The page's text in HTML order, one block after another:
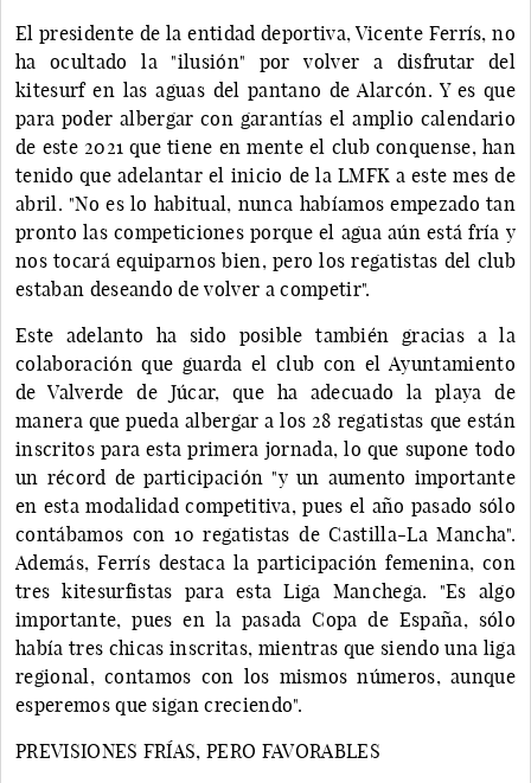
El presidente de la entidad deportiva, Vicente Ferrís, no
ha ocultado la "ilusión" por volver a disfrutar del
kitesurf en las aguas del pantano de Alarcón. Y es que
para poder albergar con garantías el amplio calendario
de este 2021 que tiene en mente el club conquense, han
tenido que adelantar el inicio de la LMFK a este mes de
abril. "No es lo habitual, nunca habíamos empezado tan
pronto las competiciones porque el agua aún está fría y
nos tocará equiparnos bien, pero los regatistas del club
estaban deseando de volver a competir".
Este adelanto ha sido posible también gracias a la
colaboración que guarda el club con el Ayuntamiento
de Valverde de Júcar, que ha adecuado la playa de
manera que pueda albergar a los 28 regatistas que están
inscritos para esta primera jornada, lo que supone todo
un récord de participación "y un aumento importante
en esta modalidad competitiva, pues el año pasado sólo
contábamos con 10 regatistas de Castilla-La Mancha".
Además, Ferrís destaca la participación femenina, con
tres kitesurfistas para esta Liga Manchega. "Es algo
importante, pues en la pasada Copa de España, sólo
había tres chicas inscritas, mientras que siendo una liga
regional, contamos con los mismos números, aunque
esperemos que sigan creciendo".
PREVISIONES FRÍAS, PERO FAVORABLES